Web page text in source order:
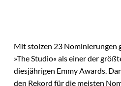
Mit stolzen 23 Nominierungen
»The Studio« als einer der
diesjährigen Emmy Awards.
den Rekord für die meisten